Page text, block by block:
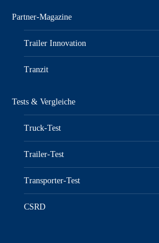
Partner-Magazine
Trailer Innovation
Tranzit
Tests & Vergleiche
Truck-Test
Trailer-Test
Transporter-Test
CSRD